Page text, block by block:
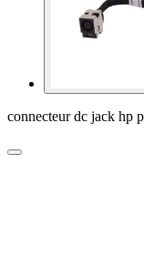
connecteur dc jack hp